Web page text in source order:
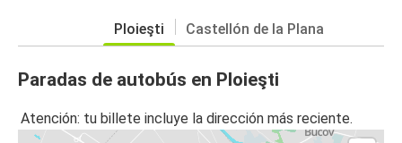
Ploieşti Castellón de la Plana
Paradas de autobús en Ploieşti
Atención: tu billete incluye la dirección más reciente.